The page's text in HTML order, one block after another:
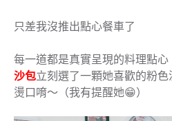
只差我沒推出點心餐車了
每一道都是真實呈現的料理點心
沙包立刻選了一顆她喜歡的粉
燙口唷～（我有提醒她😁）